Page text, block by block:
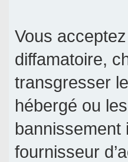
Vous
diffamatoire,
transgresser
hébergé ou
bannissement
fournisseur